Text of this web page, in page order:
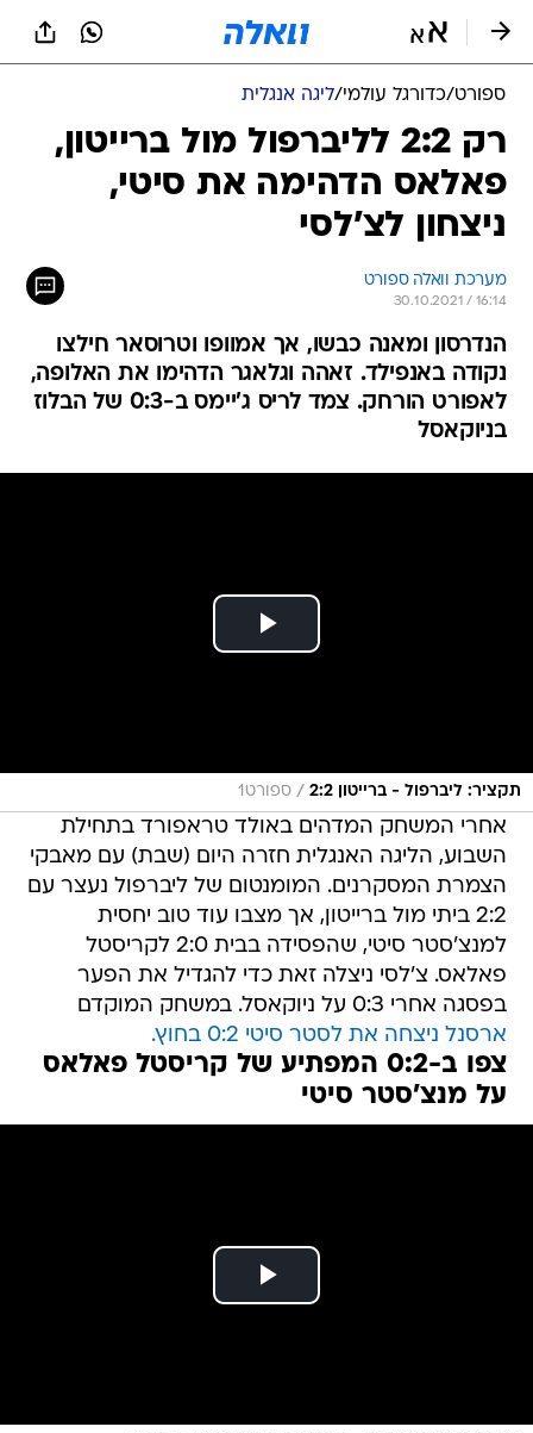
ספורט/כדורגל עולמי/ליגה אנגלית
רק 2:2 לליברפול מול ברייטון,
פאלאס הדהימה את סיטי,
ניצחון לצ'לסי
מערכת וואלה ספורט
30.10.2021 / 16:14
הנדרסון ומאנה כבשו, אך אמוופו וטרוסאר חילצו
נקודה באנפילד. זאהה וגלאגר הדהימו את האלופה,
לאפורט הורחק. צמד לריס ג'יימס ב-0:3 של הבלוז
בניוקאסל
תקציר: ליברפול - ברייטון 2:2 / ספורט1
אחרי המשחק המדהים באולד טראפורד בתחילת
השבוע, הליגה האנגלית חזרה היום (שבת) עם מאבקי
הצמרת המסקרנים. המומנטום של ליברפול נעצר עם
2:2 ביתי מול ברייטון, אך מצבו עוד טוב יחסית
למנצ'סטר סיטי, שהפסידה בבית 2:0 לקריסטל
פאלאס. צ'לסי ניצלה זאת כדי להגדיל את הפער
בפסגה אחרי 0:3 על ניוקאסל. במשחק המוקדם
ארסנל ניצחה את לסטר סיטי 0:2 בחוץ.
צפו ב-0:2 המפתיע של קריסטל פאלאס
על מנצ'סטר סיטי